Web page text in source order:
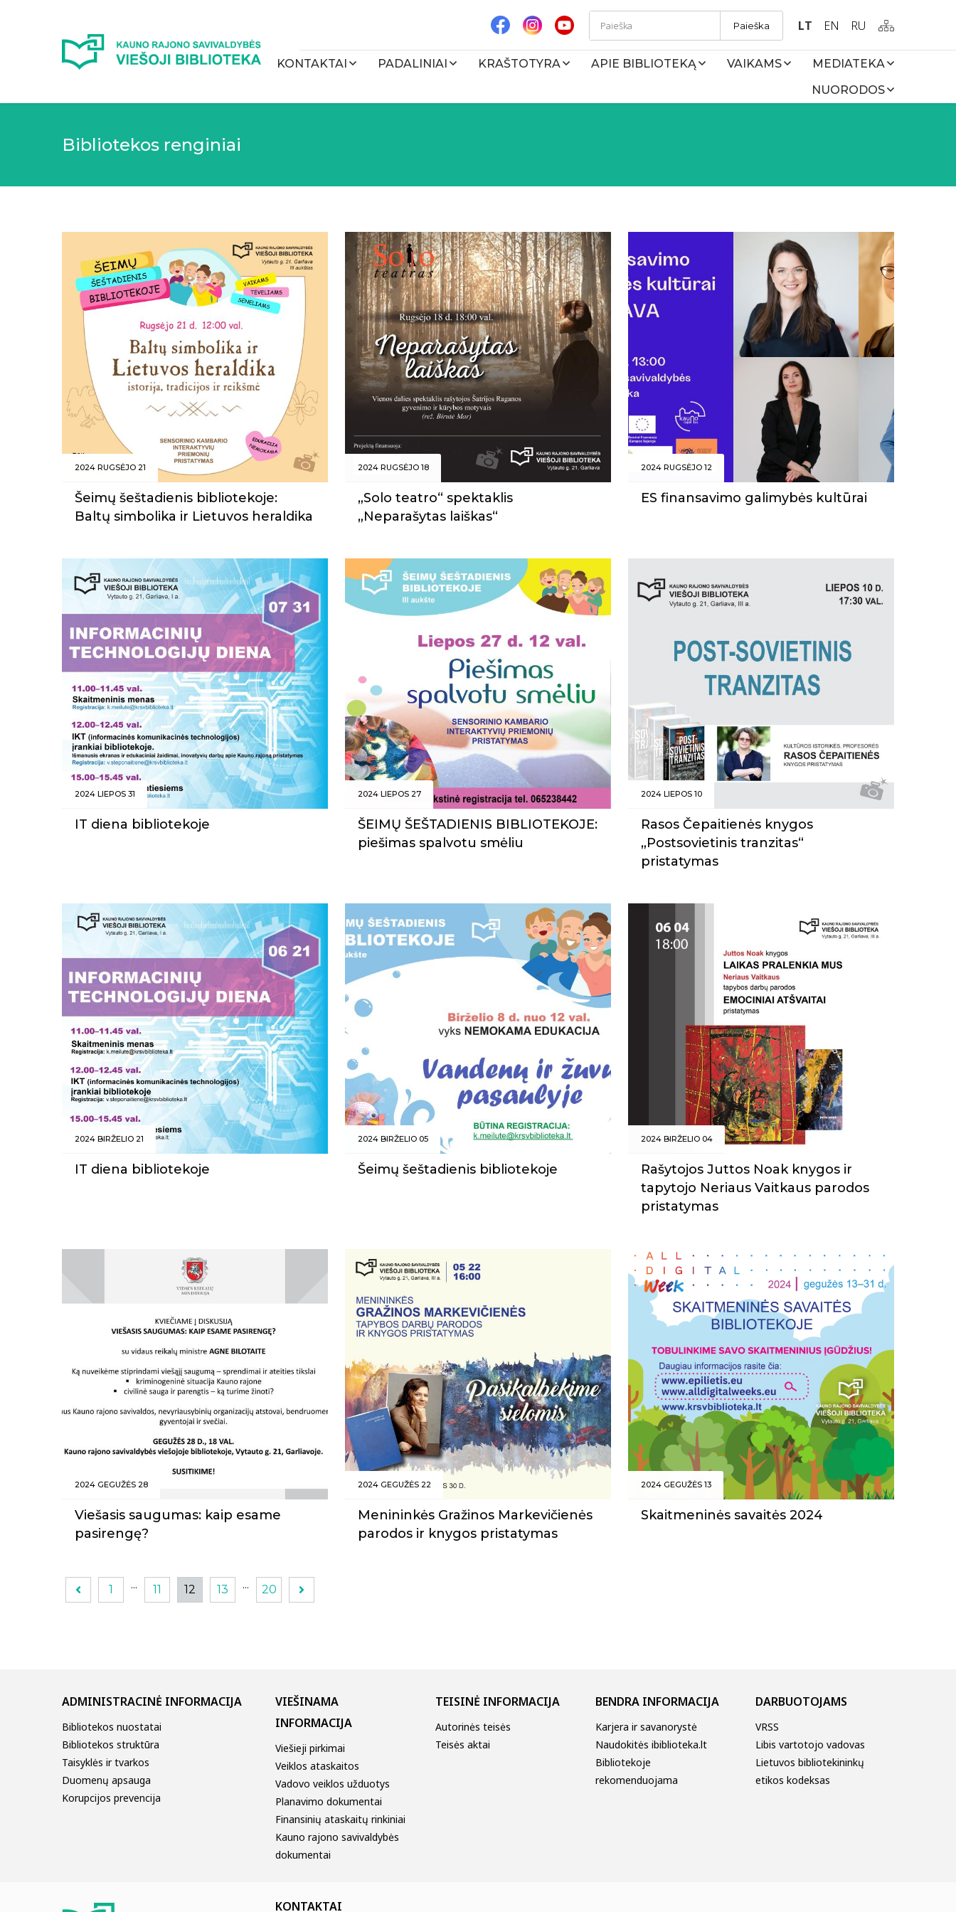
Paieška LT EN RU
KONTAKTAI PADALINIAI KRAŠTOTYRA APIE BIBLIOTEKĄ VAIKAMS
MEDIATEKA
NUORODOS
Bibliotekos renginiai
2024 RUGSĖJO 21
Šeimų šeštadienis bibliotekoje:
Baltų simbolika ir Lietuvos heraldika
2024 RUGSĖJO 18
„Solo teatro“ spektaklis
„Neparašytas laiškas“
2024 RUGSĖJO 12
ES finansavimo galimybės kultūrai
2024 LIEPOS 31
IT diena bibliotekoje
2024 LIEPOS 27
ŠEIMŲ ŠEŠTADIENIS BIBLIOTEKOJE:
piešimas spalvotu smėliu
2024 LIEPOS 10
Rasos Čepaitienės knygos
„Postsovietinis tranzitas“
pristatymas
2024 BIRŽELIO 21
IT diena bibliotekoje
2024 BIRŽELIO 05
Šeimų šeštadienis bibliotekoje
2024 BIRŽELIO 04
Rašytojos Juttos Noak knygos ir
tapytojo Neriaus Vaitkaus parodos
pristatymas
2024 GEGUŽĖS 28
Viešasis saugumas: kaip esame
pasirengę?
2024 GEGUŽĖS 22
Menininkės Gražinos Markevičienės
parodos ir knygos pristatymas
2024 GEGUŽĖS 13
Skaitmeninės savaitės 2024
1 ... 11 12 13 ... 20
ADMINISTRACINĖ INFORMACIJA
Bibliotekos nuostatai
Bibliotekos struktūra
Taisyklės ir tvarkos
Duomenų apsauga
Korupcijos prevencija
VIEŠINAMA
INFORMACIJA
Viešieji pirkimai
Veiklos ataskaitos
Vadovo veiklos užduotys
Planavimo dokumentai
Finansinių ataskaitų rinkiniai
Kauno rajono savivaldybės
dokumentai
TEISINĖ INFORMACIJA
Autorinės teisės
Teisės aktai
BENDRA INFORMACIJA
Karjera ir savanorystė
Naudokitės ibiblioteka.lt
Bibliotekoje
rekomenduojama
DARBUOTOJAMS
VRSS
Libis vartotojo vadovas
Lietuvos bibliotekininkų
etikos kodeksas
KONTAKTAI